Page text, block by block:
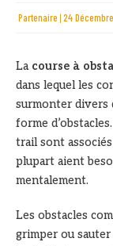
Partenaire 24
La course à
dans lequel les
surmonter divers
forme
trail sont
plupart aient
mentalement.
Les obstacles
grimper ou sauter